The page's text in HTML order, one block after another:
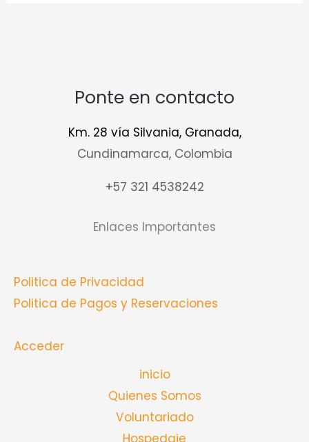
Ponte en contacto
Km. 28 vía Silvania, Granada,
Cundinamarca, Colombia
+57 321 4538242
Enlaces Importantes
Politica de Privacidad
Politica de Pagos y Reservaciones
Acceder
inicio
Quienes Somos
Voluntariado
Hospedaje